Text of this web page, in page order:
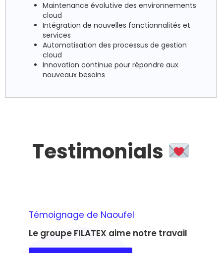
Maintenance évolutive des environnements
cloud
Intégration de nouvelles fonctionnalités et
services
Automatisation des processus de gestion
cloud
Innovation continue pour répondre aux
nouveaux besoins
Testimonials
Témoignage de Naoufel
Le groupe FILATEX aime notre travail